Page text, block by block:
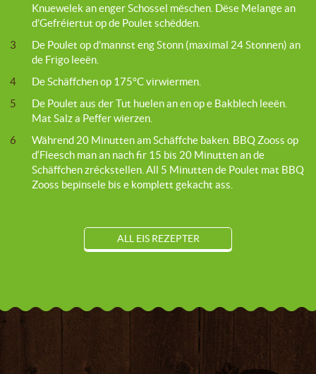
Knuewelek an enger Schossel mëschen. Dëse Melange an
d’Gefréiertut op de Poulet schëdden.
3
De Poulet op d’mannst eng Stonn (maximal 24 Stonnen) an
de Frigo leeën.
4
De Schäffchen op 175°C virwiermen.
5
De Poulet aus der Tut huelen an en op e Bakblech leeën.
Mat Salz a Peffer wierzen.
6
Während 20 Minutten am Schäffche baken. BBQ Zooss op
d‘Fleesch man an nach fir 15 bis 20 Minutten an de
Schäffchen zréckstellen. All 5 Minutten de Poulet mat BBQ
Zooss bepinsele bis e komplett gekacht ass.
ALL EIS REZEPTER